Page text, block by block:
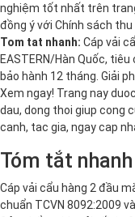
nghiệm tốt nhất trên
đồng ý với Chính sách
Tom tat nhanh: Cáp vải
EASTERN/Hàn Quốc, tiêu
bảo hành 12 tháng. Giải
Xem ngay! Trang nay
dau, dong thoi giup cong
canh, tac gia, ngay cap
Tóm tắt nhanh
Cáp vải cẩu hàng 2 đầu
chuẩn TCVN 8092:2009